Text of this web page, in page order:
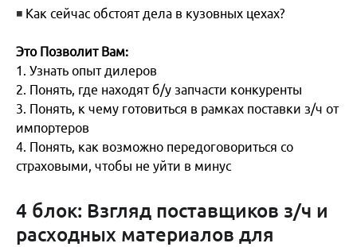
АльфаСтрахование уверены - основная проблема в
том, что у дилеров нет з/ч, а у НСТО все есть. В этом
и причина маленькой загрузки цехов. Также у
дешевле! А для страховых это выгодно!
Многие дилеры работают “в короткую”: например,
находят стекло допустим за 60 тыс руб., а
◾ Как сейчас обстоят дела в кузовных цехах?
Это Позволит Вам:
1. Узнать опыт дилеров
2. Понять, где находят б/у запчасти конкуренты
3. Понять, к чему готовиться в рамках поставки з/ч от
импортеров
4. Понять, как возможно передоговориться со
страховыми, чтобы не уйти в минус
4 блок: Взгляд поставщиков з/ч и
расходных материалов для